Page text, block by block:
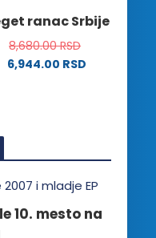
proizvoda.
ranac Srbije
8,680.00RSD
6,944.00 RSD
10. mesto na